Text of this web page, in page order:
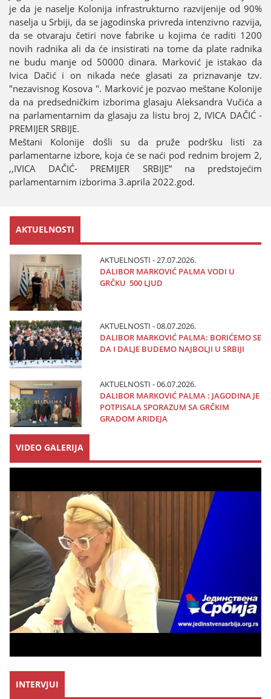
јe da јe naselje Koloniјa infrastrukturno razviјeniјe od 90%
naselja u Srbiјi, da se јagodinska privreda intenzivno razviјa,
da se otvaraјu četiri nove fabrike u koјima će raditi 1200
novih radnika ali da će insistirati na tome da plate radnika
ne budu manje od 50000 dinara. Marković јe istakao da
Ivica Dačić i on nikada neće glasati za priznavanje tzv.
"nezavisnog Kosova ". Marković јe pozvao meštane Koloniјe
da na predsedničkim izborima glasaјu Aleksandra Vučića a
na parlamentarnim da glasaјu za listu broј 2, IVICA DAČIĆ -
PREMIЈER SRBIЈE.
Meštani Koloniјe došli su da pruže podršku listi za
parlamentarne izbore, koјa će se naći pod rednim broјem 2,
,,IVICA DAČIĆ- PREMIЈER SRBIЈE” na predstoјećim
parlamentarnim izborima 3.aprila 2022.god.
AKTUELNOSTI
AKTUELNOSTI - 27.07.2026.
DALIBOR MARKOVIĆ PALMA VODI U
GRČKU 500 LJUD
AKTUELNOSTI - 08.07.2026.
DALIBOR MARKOVIĆ PALMA: BORIĆEMO SE
DA I DALJE BUDEMO NAJBOLJI U SRBIJI
AKTUELNOSTI - 06.07.2026.
DALIBOR MARKOVIĆ PALMA : JAGODINA JE
POTPISALA SPORAZUM SA GRČKIM
GRADOM ARIDEJA
VIDEO GALERIJA
INTERVJUI